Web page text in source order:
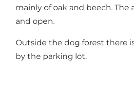
mainly of oak and beech. The
and open.
Outside the dog forest there
by the parking lot.